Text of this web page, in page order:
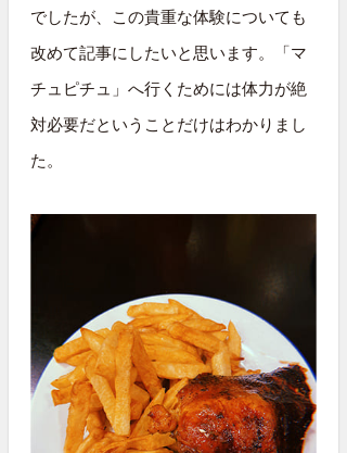
でしたが、この貴重な体験についても
改めて記事にしたいと思います。「マ
チュピチュ」へ行くためには体力が絶
対必要だということだけはわかりまし
た。